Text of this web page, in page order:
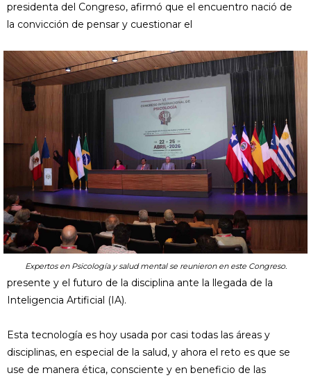
presidenta del Congreso, afirmó que el encuentro nació de
la convicción de pensar y cuestionar el
Expertos en Psicología y salud mental se reunieron en este Congreso.
presente y el futuro de la disciplina ante la llegada de la
Inteligencia Artificial (IA).
Esta tecnología es hoy usada por casi todas las áreas y
disciplinas, en especial de la salud, y ahora el reto es que se
use de manera ética, consciente y en beneficio de las